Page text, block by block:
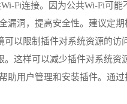
Fi连接。因为公共Wi-Fi可能
洞，提高安全性。建议定
以限制插件对系统资源的访
这样可以减少插件对系统资
助用户管理和安装插件。通